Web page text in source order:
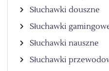
Słuchawki douszne
Słuchawki
Słuchawki nauszne
Słuchawki